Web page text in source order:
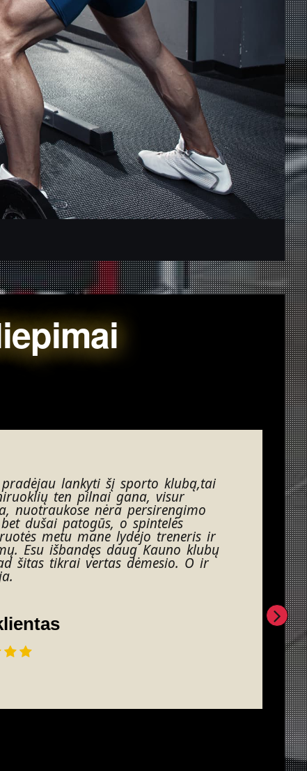
lankyti šį sporto klubą,tai
ten pilnai gana, visur
nuotraukose nėra persirengimo
dušai patogūs, o spintelės
metu mane lydėjo treneris ir
Esu išbandęs daug Kauno klubų
šitas tikrai vertas dėmesio. O ir